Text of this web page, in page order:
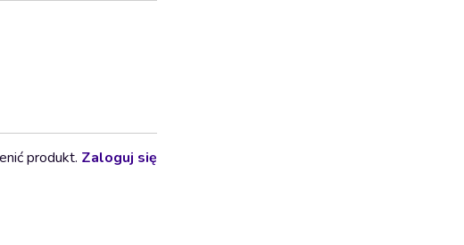
produkt. Zaloguj się